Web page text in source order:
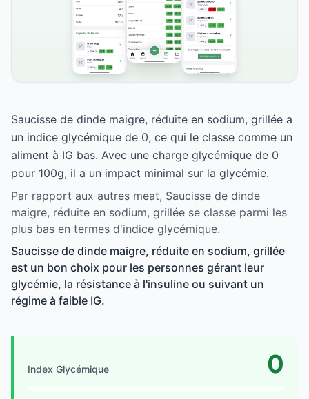
Saucisse de dinde maigre, réduite en sodium, grillée a
un indice glycémique de 0, ce qui le classe comme un
aliment à IG bas. Avec une charge glycémique de 0
pour 100g, il a un impact minimal sur la glycémie.
Par rapport aux autres meat, Saucisse de dinde
maigre, réduite en sodium, grillée se classe parmi les
plus bas en termes d'indice glycémique.
Saucisse de dinde maigre, réduite en sodium, grillée
est un bon choix pour les personnes gérant leur
glycémie, la résistance à l'insuline ou suivant un
régime à faible IG.
Index Glycémique 0